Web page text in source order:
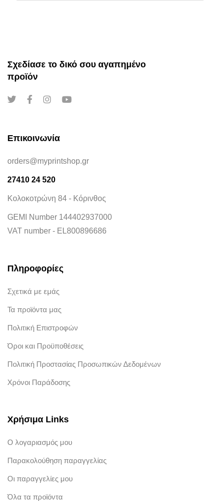
Σχεδίασε το δικό σου αγαπημένο
προϊόν
Επικοινωνία
orders@myprintshop.gr
27410 24 520
Κολοκοτρώνη 84 - Κόρινθος
GEMI Number 144402937000
VAT number - EL800896686
Πληροφορίες
Σχετικά με εμάς
Τα προϊόντα μας
Πολιτική Επιστροφών
Όροι και Προϋποθέσεις
Πολιτική Προστασίας Προσωπικών Δεδομένων
Χρόνοι Παράδοσης
Χρήσιμα Links
Ο λογαριασμός μου
Παρακολούθηση παραγγελίας
Οι παραγγελίες μου
Όλα τα προϊόντα